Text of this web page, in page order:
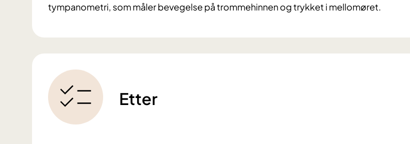
tympanometri, som måler bevegelse på trommehinnen og trykket i mellomøret.
Etter